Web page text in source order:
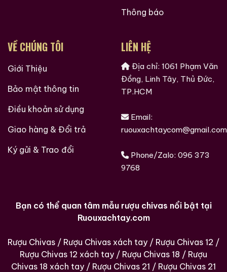
ngoại, những mẫu rượu quý hiếm, cách thưởng thức
hơn nữa đang chờ bạn khám phá.
Ruouxachtay.com rất vinh dự được đồng hành cùng
các bạn trên hành trình khám phá thế giới hương vị
Ruouxachtay.com – Cham Vào Đam Mê
Trăm Nghe Không Bằng Một Thấy
Thông báo
VỀ CHÚNG TÔI
Giới Thiệu
Bảo mật thông tin
Điều khoản sử dụng
Giao hàng & Đổi trả
Ký gửi & Trao đổi
LIÊN HỆ
Địa chỉ: 1061 Phạm Văn
Đồng, Linh Tây, Thủ Đức,
TP.HCM
Email:
ruouxachtaycom@gmail.com
Phone/Zalo: 096 373
9768
Bạn có thể quan tâm mẫu rượu chivas nổi bật tại
Ruouxachtay.com
Rượu Chivas / Rượu Chivas xách tay / Rượu Chivas 12 /
Rượu Chivas 12 xách tay / Rượu Chivas 18 / Rượu
Chivas 18 xách tay / Rượu Chivas 21 / Rượu Chivas 21